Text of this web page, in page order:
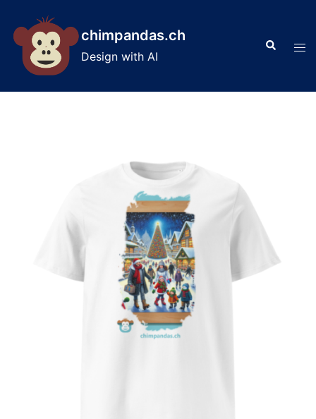
content
chimpandas.ch
Design with AI
Search